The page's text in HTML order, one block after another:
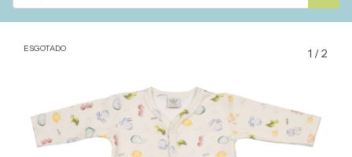
ESGOTADO 1 /2